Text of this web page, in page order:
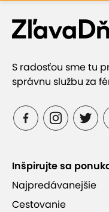
S radosťou sme tu
správnu službu za
Inšpirujte sa
Najpredávanejšie
Cestovanie